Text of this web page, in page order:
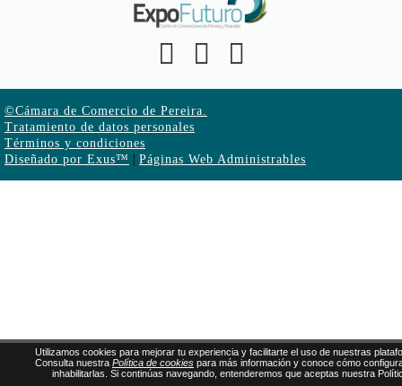
©Cámara de Comercio de Pereira.
Tratamiento de datos personales
Términos y condiciones
Diseñado por Exus™ | Páginas Web Administrables
Utilizamos cookies para mejorar tu experiencia y facilitarte el uso de nuestras
Consulta nuestra Política de cookies para más información y conoce cómo
inhabilitarlas. Si continúas navegando, entenderemos que aceptas nuestra